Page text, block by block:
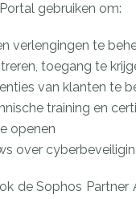
gebruiken om:
verlengingen te
toegang te
van klanten te
training en
openen
over
de Sophos